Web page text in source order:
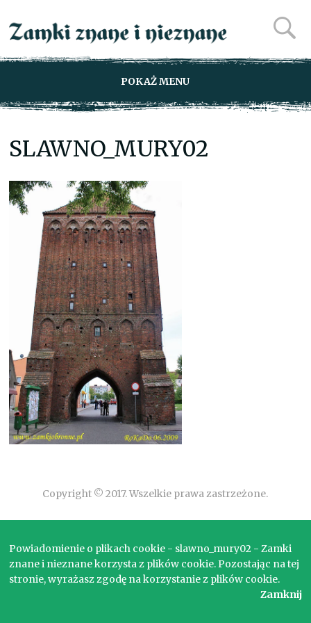
POKAŻ MENU
SLAWNO_MURY02
Copyright © 2017. Wszelkie prawa zastrzeżone.
Powiadomienie o plikach cookie - slawno_mury02 - Zamki
znane i nieznane korzysta z plików cookie. Pozostając na tej
stronie, wyrażasz zgodę na korzystanie z plików cookie.
Zamknij